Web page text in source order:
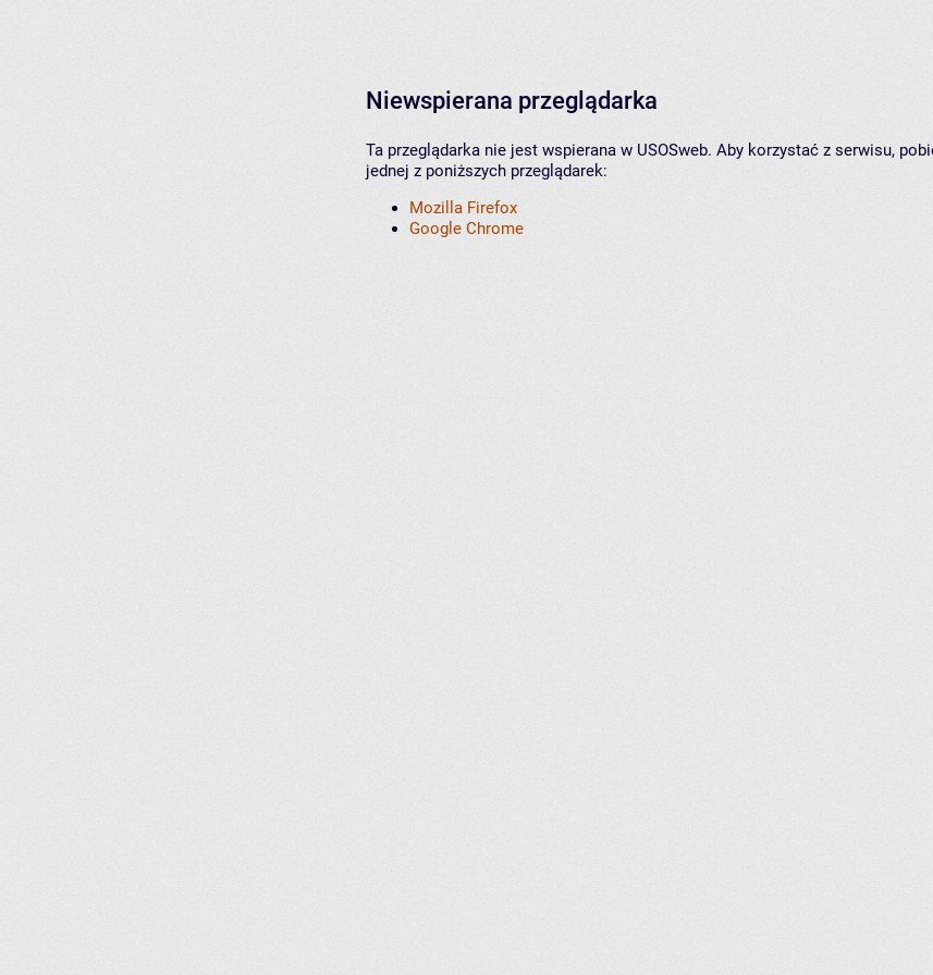
Niewspierana przeglądarka
Ta przeglądarka nie jest wspierana w USOSweb. Aby korzystać z serwisu,
jednej z poniższych przeglądarek:
Mozilla Firefox
Google Chrome